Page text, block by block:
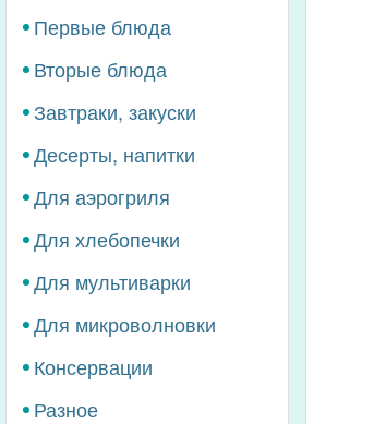
Первые блюда
Вторые блюда
Завтраки, закуски
Десерты, напитки
Для аэрогриля
Для хлебопечки
Для мультиварки
Для микроволновки
Консервации
Разное